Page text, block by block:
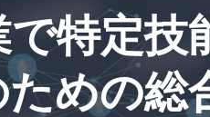
特定技
めの総